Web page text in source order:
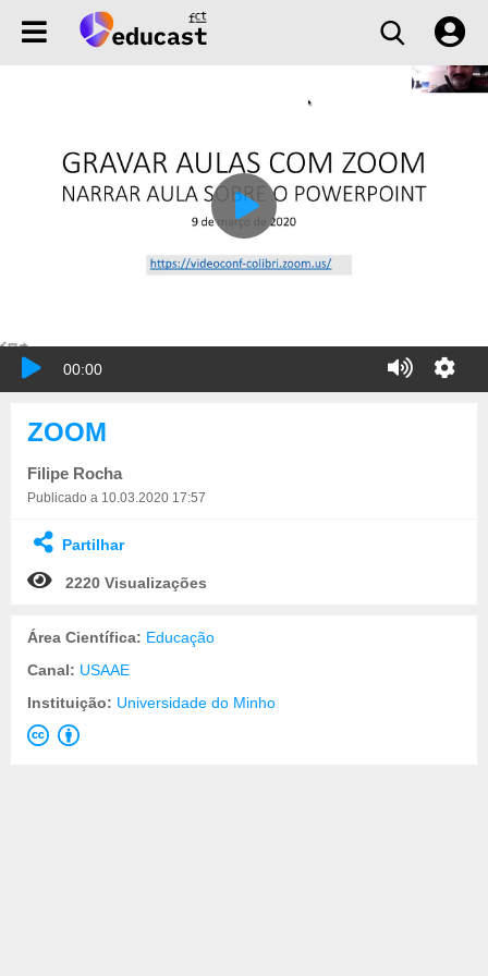
00:00
ZOOM
Filipe Rocha
Publicado a 10.03.2020 17:57
Partilhar
2220 Visualizações
Área Científica: Educação
Canal: USAAE
Instituição: Universidade do Minho